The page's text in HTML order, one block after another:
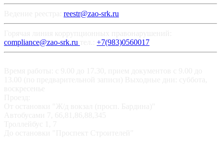
reestr@zao-srk.ru
compliance@zao-srk.ru
+7(983)0560017